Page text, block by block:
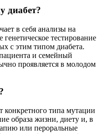
диабет?
в себя анализы на
тестирование
с этим типом диабета.
и семейный
проявляется в молодом
конкретного типа мутации
образа жизни, диету и, в
или пероральные